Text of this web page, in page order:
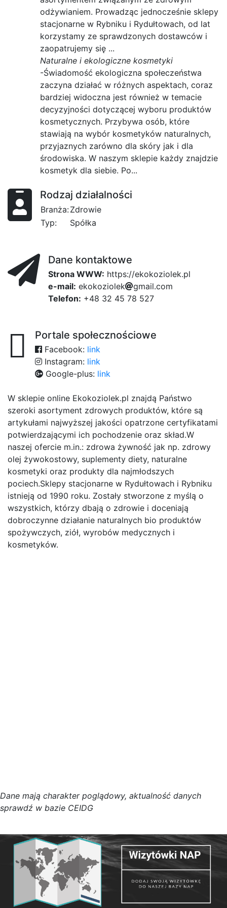
odżywianiem. Prowadząc jednocześnie sklepy
stacjonarne w Rybniku i Rydułtowach, od lat
korzystamy ze sprawdzonych dostawców i
zaopatrujemy się ...
Naturalne i ekologiczne kosmetyki
-Świadomość ekologiczna społeczeństwa
zaczyna działać w różnych aspektach, coraz
bardziej widoczna jest również w temacie
decyzyjności dotyczącej wyboru produktów
kosmetycznych. Przybywa osób, które
stawiają na wybór kosmetyków naturalnych,
przyjaznych zarówno dla skóry jak i dla
środowiska. W naszym sklepie każdy znajdzie
kosmetyk dla siebie. Po...
Rodzaj działalności
Branża:Zdrowie
Typ:
Spółka
Dane kontaktowe
Strona WWW: https://ekokoziolek.pl
e-mail: ek75
okoziol87
ekd3gmailf37
.8f
com
Telefon: +48 32 45 78 527
Portale społecznościowe
Facebook: link
Instagram: link
Google-plus: link
W sklepie online Ekokoziolek.pl znajdą Państwo
szeroki asortyment zdrowych produktów, które są
artykułami najwyższej jakości opatrzone certyfikatami
potwierdzającymi ich pochodzenie oraz skład.W
naszej ofercie m.in.: zdrowa żywność jak np. zdrowy
olej żywokostowy, suplementy diety, naturalne
kosmetyki oraz produkty dla najmłodszych
pociech.Sklepy stacjonarne w Rydułtowach i Rybniku
istnieją od 1990 roku. Zostały stworzone z myślą o
wszystkich, którzy dbają o zdrowie i doceniają
dobroczynne działanie naturalnych bio produktów
spożywczych, ziół, wyrobów medycznych i
kosmetyków.
Dane mają charakter poglądowy, aktualność danych
sprawdź w bazie CEIDG